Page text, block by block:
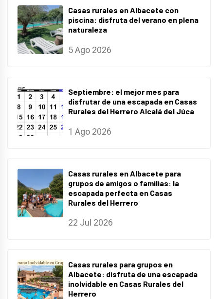
Casas rurales en Albacete con
piscina: disfruta del verano en plena
naturaleza
5 Ago 2026
Septiembre: el mejor mes para
disfrutar de una escapada en Casas
Rurales del Herrero Alcalá del Júca
1 Ago 2026
Casas rurales en Albacete para
grupos de amigos o familias: la
escapada perfecta en Casas
Rurales del Herrero
22 Jul 2026
Casas rurales para grupos en
Albacete: disfruta de una escapada
inolvidable en Casas Rurales del
Herrero